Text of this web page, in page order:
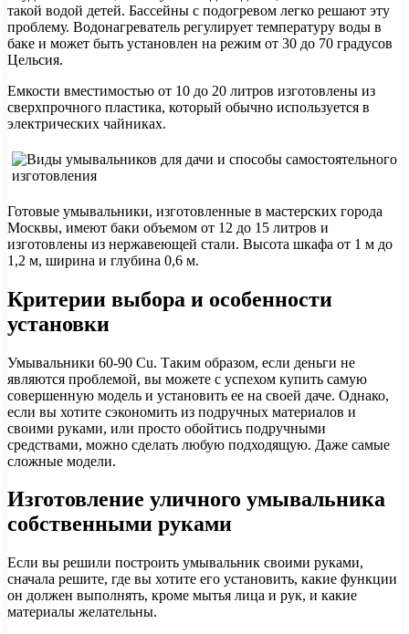
такой водой детей. Бассейны с подогревом легко решают эту
проблему. Водонагреватель регулирует температуру воды в
баке и может быть установлен на режим от 30 до 70 градусов
Цельсия.
Емкости вместимостью от 10 до 20 литров изготовлены из
сверхпрочного пластика, который обычно используется в
электрических чайниках.
Готовые умывальники, изготовленные в мастерских города
Москвы, имеют баки объемом от 12 до 15 литров и
изготовлены из нержавеющей стали. Высота шкафа от 1 м до
1,2 м, ширина и глубина 0,6 м.
Критерии выбора и особенности
установки
Умывальники 60-90 Cu. Таким образом, если деньги не
являются проблемой, вы можете с успехом купить самую
совершенную модель и установить ее на своей даче. Однако,
если вы хотите сэкономить из подручных материалов и
своими руками, или просто обойтись подручными
средствами, можно сделать любую подходящую. Даже самые
сложные модели.
Изготовление уличного умывальника
собственными руками
Если вы решили построить умывальник своими руками,
сначала решите, где вы хотите его установить, какие функции
он должен выполнять, кроме мытья лица и рук, и какие
материалы желательны.